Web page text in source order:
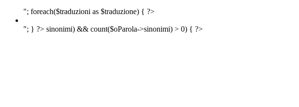
"; foreach($traduzioni as $traduzione) { ?>
"; } ?> sinonimi) && count($oParola->sinonimi) > 0) { ?>